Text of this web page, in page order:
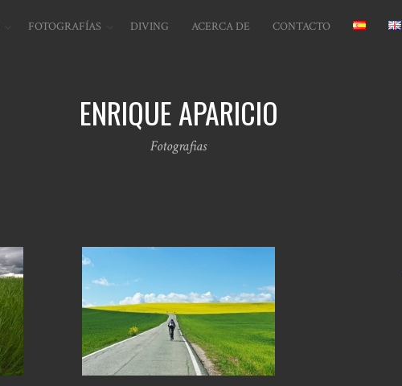
FOTOGRAFÍAS DIVING ACERCA DE CONTACTO
ENRIQUE APARICIO
Fotografias